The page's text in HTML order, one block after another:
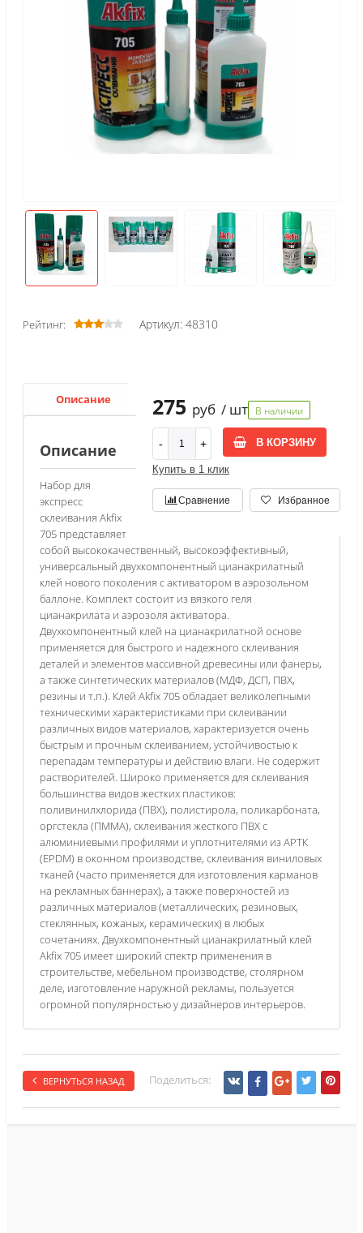
Рейтинг: Артикул: 48310
275 руб / шт В наличии
В КОРЗИНУ
Купить в 1 клик
Сравнение Избранное
Описание
Описание
Набор для
экспресс
склеивания Akfix
705 представляет
собой высококачественный, высокоэффективный,
универсальный двухкомпонентный цианакрилатный
клей нового поколения с активатором в аэрозольном
баллоне. Комплект состоит из вязкого геля
цианакрилата и аэрозоля активатора.
Двухкомпонентный клей на цианакрилатной основе
применяется для быстрого и надежного склеивания
деталей и элементов массивной древесины или фанеры,
а также синтетических материалов (МДФ, ДСП, ПВХ,
резины и т.п.). Клей Akfix 705 обладает великолепными
техническими характеристиками при склеивании
различных видов материалов, характеризуется очень
быстрым и прочным склеиванием, устойчивостью к
перепадам температуры и действию влаги. Не содержит
растворителей. Широко применяется для склеивания
большинства видов жестких пластиков:
поливинилхлорида (ПВХ), полистирола, поликарбоната,
оргстекла (ПММА), склеивания жесткого ПВХ с
алюминиевыми профилями и уплотнителями из АРТК
(EPDM) в оконном производстве, склеивания виниловых
тканей (часто применяется для изготовления карманов
на рекламных баннерах), а также поверхностей из
различных материалов (металлических, резиновых,
стеклянных, кожаных, керамических) в любых
сочетаниях. Двухкомпонентный цианакрилатный клей
Akfix 705 имеет широкий спектр применения в
строительстве, мебельном производстве, столярном
деле, изготовление наружной рекламы, пользуется
огромной популярностью у дизайнеров интерьеров.
ВЕРНУТЬСЯ НАЗАД Поделиться: